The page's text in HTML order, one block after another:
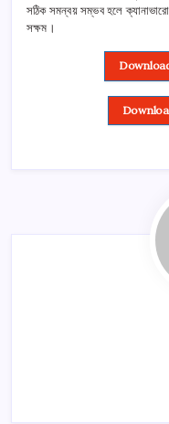
সঠিক সমন্বয় সম্ভব হলে
সক্ষম।